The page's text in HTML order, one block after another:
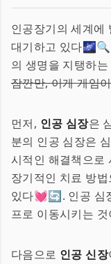
인공장기의 세계에
대기하고 있다
의 생명을 지탱하
잠깐만, 이게 게임
먼저, 인공 심장은
분의 인공 심장은
시적인 해결책으로
장기적인 치료 방
있다💓🔄. 인공 심
프로 이동시키는 것
다음으로 인공 신장